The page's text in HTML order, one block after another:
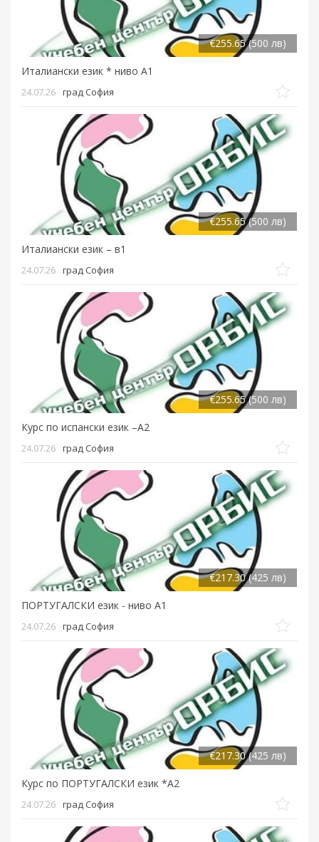
Италиански език * ниво А1
€255.65 (500 лв)
24.07.26 град София
Италиански език – в1
€255.65 (500 лв)
24.07.26 град София
Курс по испански език –A2
€255.65 (500 лв)
24.07.26 град София
ПОРТУГАЛСКИ език - ниво A1
€217.30 (425 лв)
24.07.26 град София
Курс по ПОРТУГАЛСКИ език *А2
€217.30 (425 лв)
24.07.26 град София